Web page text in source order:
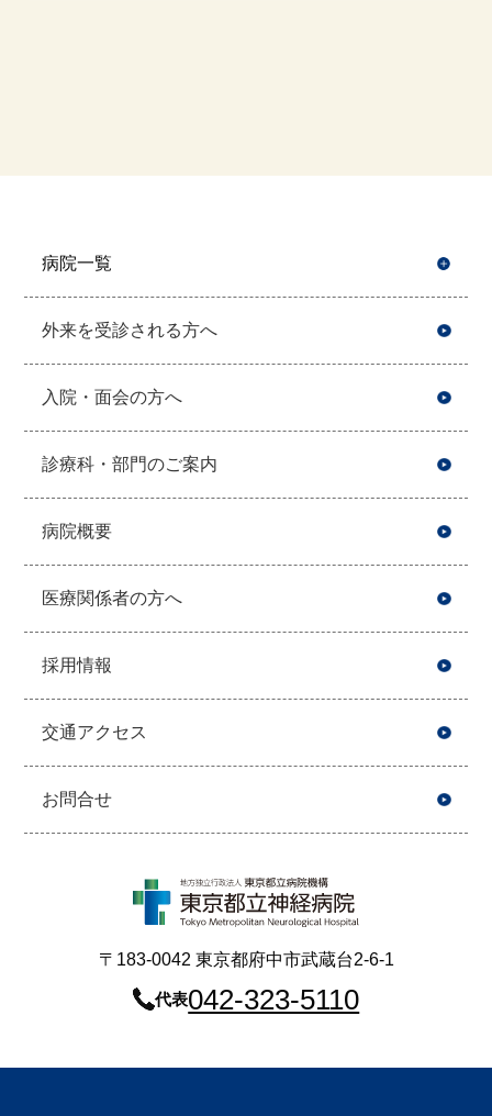
病院一覧
外来を受診される方へ
入院・面会の方へ
診療科・部門のご案内
病院概要
医療関係者の方へ
採用情報
交通アクセス
お問合せ
〒183-0042 東京都府中市武蔵台2-6-1
代表042-323-5110